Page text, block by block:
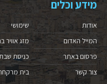
מידע וכלים
אודות
המייל האדום
פרסום באתר
צור קשר
שימושי
מזג אוויר
כניסת
בית